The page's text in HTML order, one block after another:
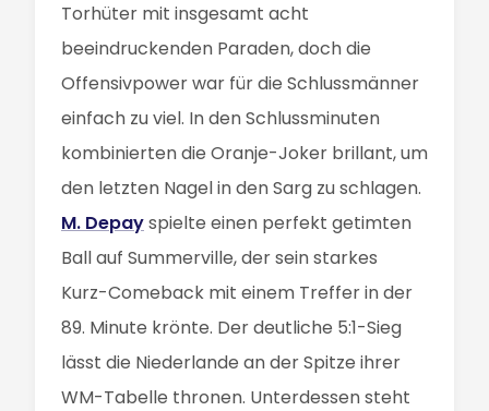
Torhüter mit insgesamt acht
beeindruckenden Paraden, doch die
Offensivpower war für die Schlussmänner
einfach zu viel. In den Schlussminuten
kombinierten die Oranje-Joker brillant, um
den letzten Nagel in den Sarg zu schlagen.
M. Depayspielte einen perfekt getimten
Ball auf Summerville, der sein starkes
Kurz-Comeback mit einem Treffer in der
89. Minute krönte. Der deutliche 5:1-Sieg
lässt die Niederlande an der Spitze ihrer
WM-Tabelle thronen. Unterdessen steht